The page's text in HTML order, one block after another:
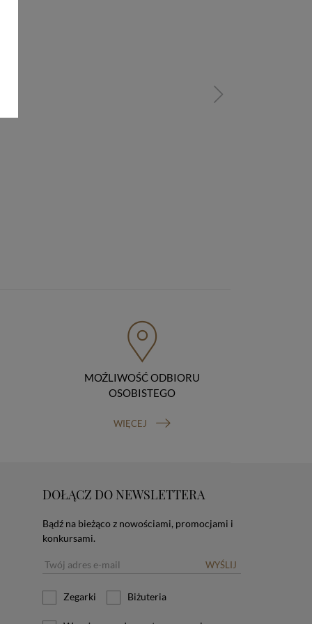
MOŹLIWOŚĆ ODBIORU
OSOBISTEGO
WIĘCEJ
DOŁĄCZ DO NEWSLETTERA
Bądź na bieżąco z nowościami, promocjami i
konkursami.
WYŚLIJ
Zegarki Biżuteria